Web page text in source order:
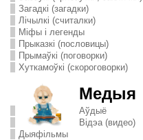
Загадкі (загадки)
Лічылкі (считалки)
Міфы і легенды
Прыказкі (пословицы)
Прымаўкі (поговорки)
Хуткамоўкі (скороговорки)
Медыя
Аўдыё
Відэа (видео)
Дыяфільмы